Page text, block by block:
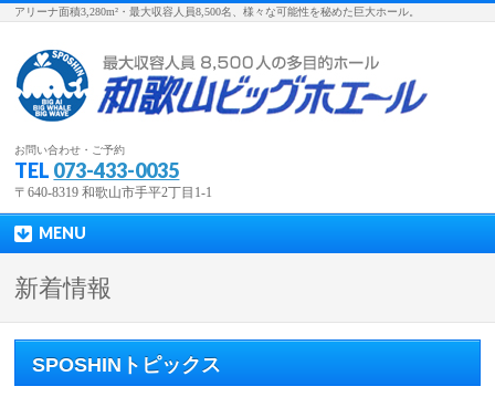
アリーナ面積3,280m²・最大収容人員8,500名、様々な可能性を秘めた巨大ホール。
お問い合わせ・ご予約
TEL 073-433-0035
〒640-8319 和歌山市手平2丁目1-1
MENU
新着情報
SPOSHINトピックス